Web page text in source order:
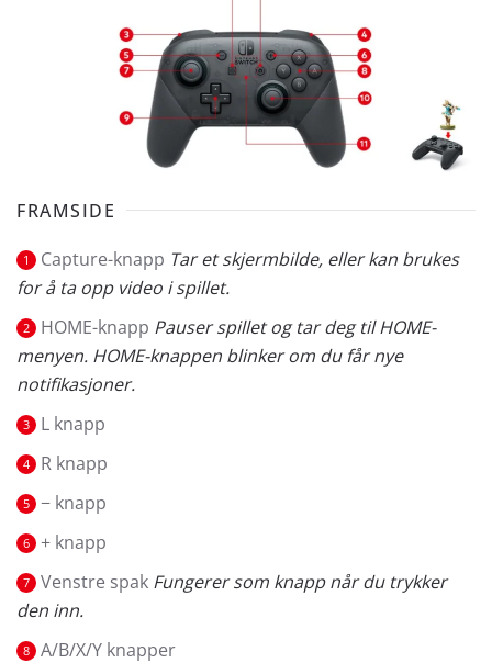
FRAMSIDE
1 Capture-knapp Tar et skjermbilde, eller kan brukes
for å ta opp video i spillet.
2 HOME-knapp Pauser spillet og tar deg til HOME-
menyen. HOME-knappen blinker om du får nye
notifikasjoner.
3 L knapp
4 R knapp
5 − knapp
6 + knapp
7 Venstre spak Fungerer som knapp når du trykker
den inn.
8 A/B/X/Y knapper